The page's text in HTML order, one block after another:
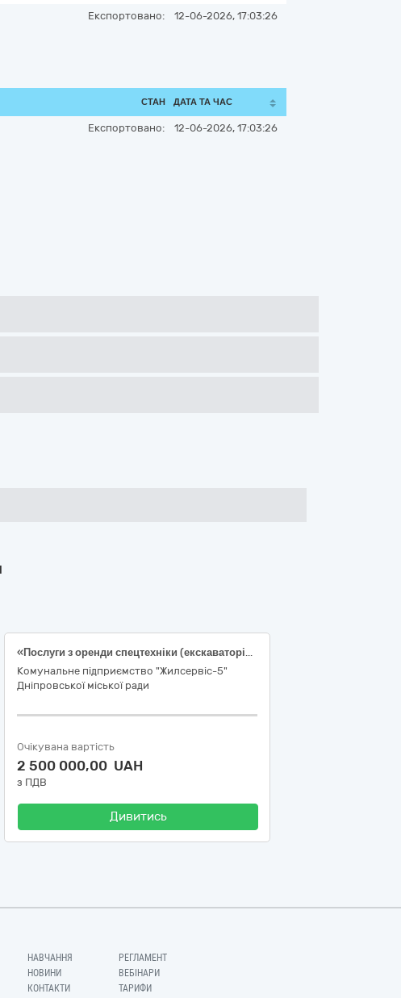
Експортовано: 12-06-2026, 17:03:26
СТАН ДАТА ТА ЧАС
Експортовано: 12-06-2026, 17:03:26
«Послуги з оренди спецтехніки (екскаваторів-навантажувачів) без оператора (ДК 021:2015: 45520000-8 Прокат обладнання з оператором для виконання земляних робіт)»
Комунальне підприємство "Жилсервіс-5"
Дніпровської міської ради
Очікувана вартість
2 500 000,00 UAH
з ПДВ
Дивитись
НАВЧАННЯ
НОВИНИ
КОНТАКТИ
РЕГЛАМЕНТ
ВЕБІНАРИ
ТАРИФИ